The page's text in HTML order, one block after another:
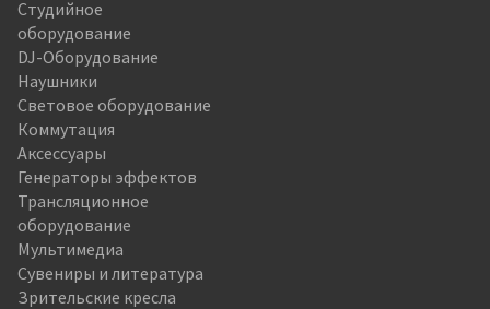
Студийное
оборудование
DJ-Оборудование
Наушники
Световое оборудование
Коммутация
Аксессуары
Генераторы эффектов
Трансляционное
оборудование
Мультимедиа
Сувениры и литература
Зрительские кресла